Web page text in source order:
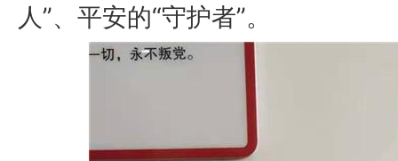
人”、平安的“守护者”。